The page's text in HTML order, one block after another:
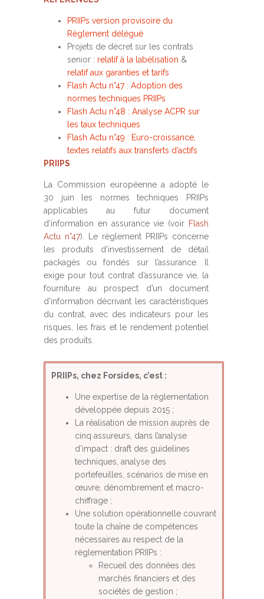
PRIIPs version provisoire du
Règlement délégué
Projets de décret sur les contrats
senior : relatif à la labélisation &
relatif aux garanties et tarifs
Flash Actu n°47 : Adoption des
normes techniques PRIIPs
Flash Actu n°48 : Analyse ACPR sur
les taux techniques
Flash Actu n°49 : Euro-croissance,
textes relatifs aux transferts d’actifs
PRIIPS
La Commission européenne a adopté le
30 juin les normes techniques PRIIPs
applicables au futur document
d’information en assurance vie (voir Flash
Actu n°47). Le règlement PRIIPs concerne
les produits d’investissement de détail
packagés ou fondés sur l’assurance. Il
exige pour tout contrat d’assurance vie, la
fourniture au prospect d’un document
d’information décrivant les caractéristiques
du contrat, avec des indicateurs pour les
risques, les frais et le rendement potentiel
des produits.
PRIIPs, chez Forsides, c’est :
Une expertise de la règlementation
développée depuis 2015 ;
La réalisation de mission auprès de
cinq assureurs, dans l’analyse
d’impact : draft des guidelines
techniques, analyse des
portefeuilles, scénarios de mise en
œuvre, dénombrement et macro-
chiffrage ;
Une solution opérationnelle couvrant
toute la chaîne de compétences
nécessaires au respect de la
règlementation PRIIPs :
Recueil des données des
marchés financiers et des
sociétés de gestion ;